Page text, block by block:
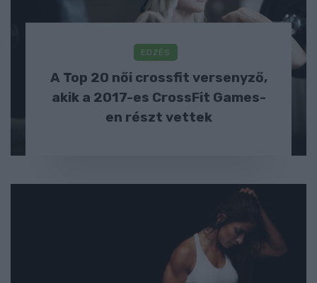
EDZÉS
A Top 20 női crossfit versenyző,
akik a 2017-es CrossFit Games-
en részt vettek